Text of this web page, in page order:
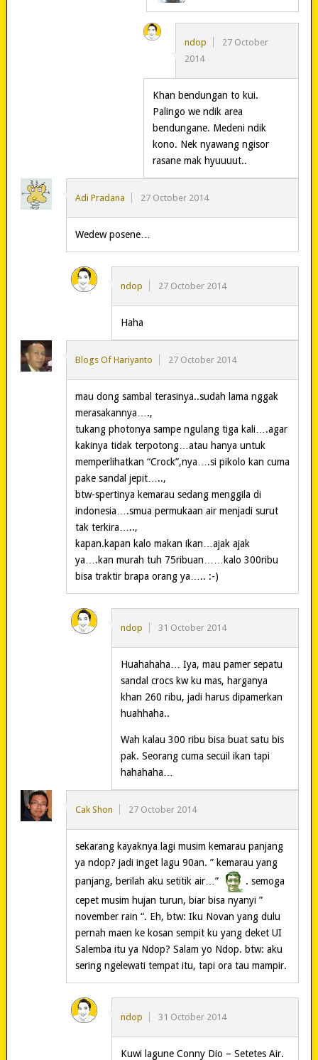
ndop
27 October
2014
Khan bendungan to kui.
Palingo we ndik area
bendungane. Medeni ndik
kono. Nek nyawang ngisor
rasane mak hyuuuut..
Adi Pradana 27 October 2014
Wedew posene…
ndop 27 October 2014
Haha
Blogs Of Hariyanto 27 October 2014
mau dong sambal terasinya..sudah lama nggak
merasakannya….,
tukang photonya sampe ngulang tiga kali….agar
kakinya tidak terpotong…atau hanya untuk
memperlihatkan “Crock”,nya….si pikolo kan cuma
pake sandal jepit…..,
btw-spertinya kemarau sedang menggila di
indonesia….smua permukaan air menjadi surut
tak terkira…..,
kapan.kapan kalo makan ikan…ajak ajak
ya….kan murah tuh 75ribuan……kalo 300ribu
bisa traktir brapa orang ya….. :-)
ndop 31 October 2014
Huahahaha… Iya, mau pamer sepatu
sandal crocs kw ku mas, harganya
khan 260 ribu, jadi harus dipamerkan
huahhaha..
Wah kalau 300 ribu bisa buat satu bis
pak. Seorang cuma secuil ikan tapi
hahahaha…
Cak Shon 27 October 2014
sekarang kayaknya lagi musim kemarau panjang
ya ndop? jadi inget lagu 90an. ” kemarau yang
panjang, berilah aku setitik air…”
. semoga
cepet musim hujan turun, biar bisa nyanyi ”
november rain “. Eh, btw: Iku Novan yang dulu
pernah maen ke kosan sempit ku yang deket UI
Salemba itu ya Ndop? Salam yo Ndop. btw: aku
sering ngelewati tempat itu, tapi ora tau mampir.
ndop 31 October 2014
Kuwi lagune Conny Dio – Setetes Air.